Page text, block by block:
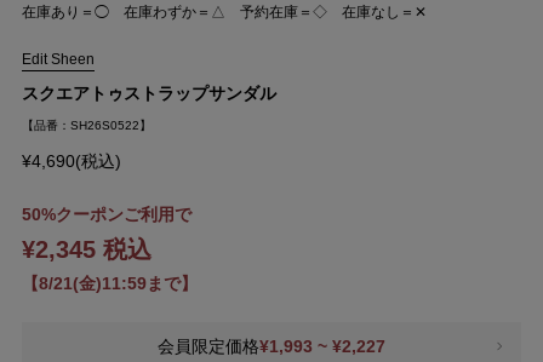
在庫あり＝◯ 在庫わずか＝△ 予約在庫＝◇ 在庫なし＝✕
Edit Sheen
スクエアトゥストラップサンダル
【品番：SH26S0522】
¥4,690(税込)
50%クーポンご利用で
¥2,345 税込
【8/21(金)11:59まで】
会員限定価格¥1,993 ~ ¥2,227